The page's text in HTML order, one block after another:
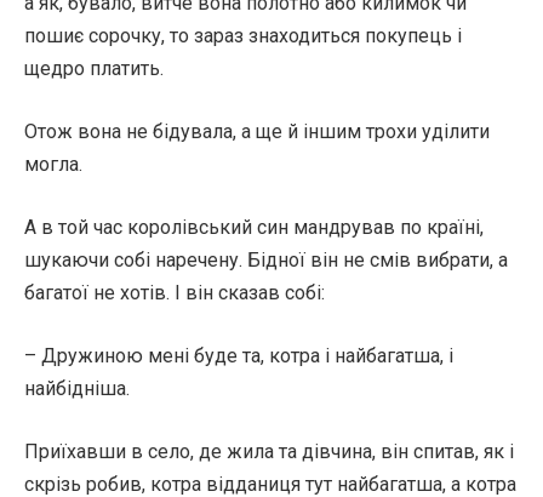
пошиє сорочку, то зараз знаходиться покупець і
щедро платить.
Отож вона не бідувала, а ще й іншим трохи уділити
могла.
А в той час королівський син мандрував по країні,
шукаючи собі наречену. Бідної він не смів вибрати, а
багатої не хотів. І він сказав собі:
– Дружиною мені буде та, котра і найбагатша, і
найбідніша.
Приїхавши в село, де жила та дівчина, він спитав, як і
скрізь робив, котра відданиця тут найбагатша, а котра